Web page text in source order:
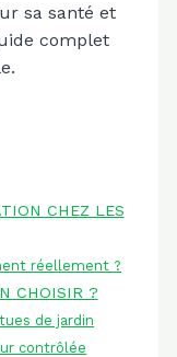
sa santé et
complet
CHEZ LES
réellement ?
CHOISIR ?
de jardin
contrôlée